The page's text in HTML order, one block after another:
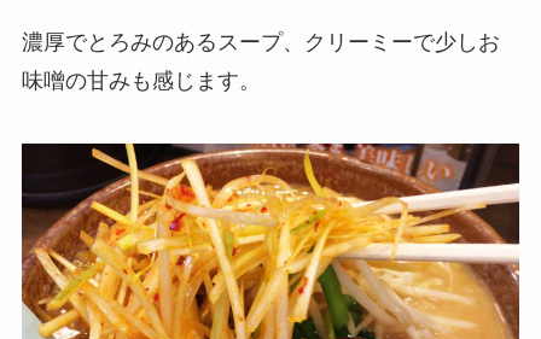
濃厚でとろみのあるスープ、クリーミーで少しお
味噌の甘みも感じます。